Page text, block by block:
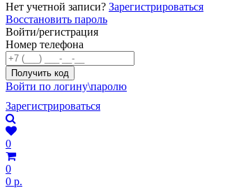
Нет учетной записи? Зарегистрироваться
Восстановить пароль
Войти/регистрация
Номер телефона
Войти по логину\паролю
Зарегистрироваться
0
0
0 р.